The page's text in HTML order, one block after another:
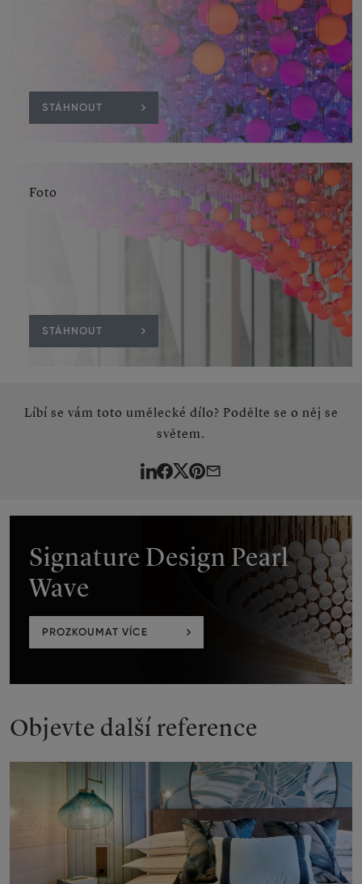
STÁHNOUT
Foto
STÁHNOUT
Líbí se vám toto umělecké dílo? Podělte se o něj se
světem.
LinkedIn
Facebook
Twitter
Pinterest
Signature Design Pearl
Wave
PROZKOUMAT VÍCE
Objevte další reference